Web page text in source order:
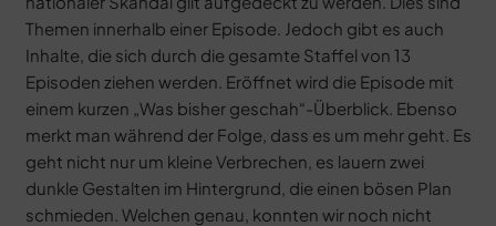
Themen innerhalb einer Episode. Jedoch gibt es auch
Inhalte, die sich durch die gesamte Staffel von 13
Episoden ziehen werden. Eröffnet wird die Episode mit
einem kurzen „Was bisher geschah“-Überblick. Ebenso
merkt man während der Folge, dass es um mehr geht. Es
geht nicht nur um kleine Verbrechen, es lauern zwei
dunkle Gestalten im Hintergrund, die einen bösen Plan
schmieden. Welchen genau, konnten wir noch nicht